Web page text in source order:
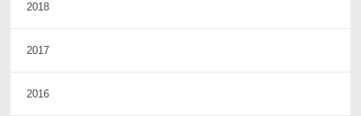
2018
2017
2016